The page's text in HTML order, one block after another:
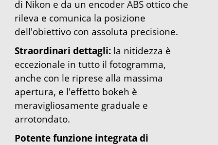
di Nikon e da un encoder ABS ottico che
rileva e comunica la posizione
dell'obiettivo con assoluta precisione.
Straordinari dettagli: la nitidezza è
eccezionale in tutto il fotogramma,
anche con le riprese alla massima
apertura, e l'effetto bokeh è
meravigliosamente graduale e
arrotondato.
Potente funzione integrata di